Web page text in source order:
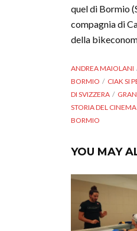
quel di Bormio
compagnia di
della
ANDREA MAIOLANI
BORMIO
CIAK SI
DI SVIZZERA
STORIA DEL CINEMA
BORMIO
YOU MAY